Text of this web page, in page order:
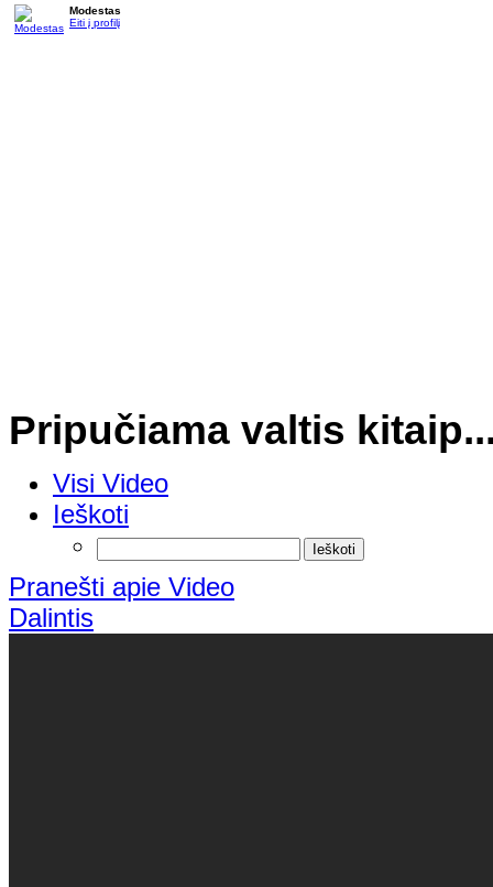
Modestas
Eiti į profilį
Pripučiama valtis
Visi Video
Ieškoti
Pranešti apie Video
Dalintis